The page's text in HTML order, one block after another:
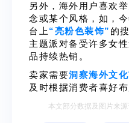
另外，海外用户喜欢
念或某个风格，如，
台上 “亮粉色装饰” 的
主题派对备受许多女
品持续热销。
卖家需要洞察海外文
及时根据消费者喜好布
本文部分数据及图片来